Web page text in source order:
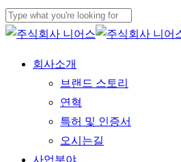
Skip
to
content
Close
Menu
회사소개
브랜드 스토리
연혁
특허 및 인증서
오시는길
사업분야